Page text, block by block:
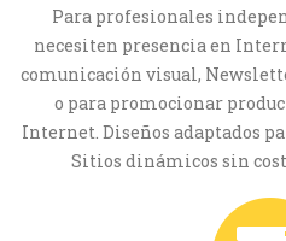
Para profesionales
necesiten presencia en
comunicación visual,
o para promocionar
Internet. Diseños adaptados
Sitios dinámicos sin